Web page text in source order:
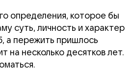
определения, которое бы
суть, личность и характер
а пережить пришлось
на несколько десятков лет.